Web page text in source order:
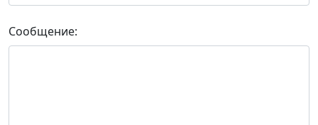
Сообщение: